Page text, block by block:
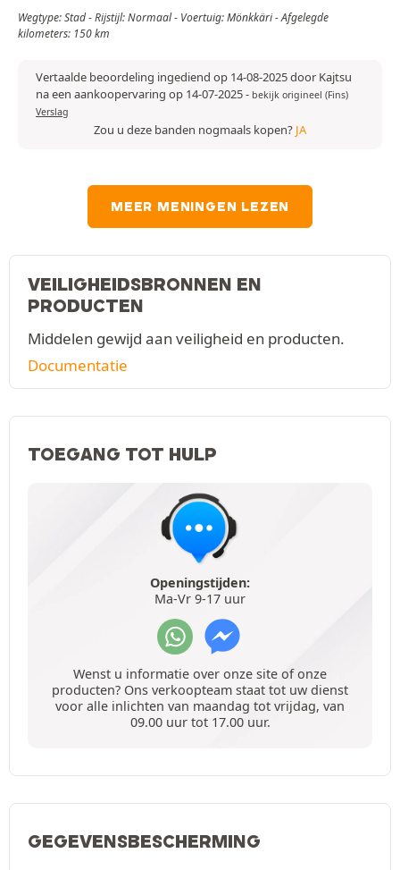
Wegtype: Stad - Rijstijl: Normaal - Voertuig: Mönkkäri - Afgelegde
kilometers: 150 km
Vertaalde beoordeling ingediend op 14-08-2025 door Kajtsu
na een aankoopervaring op 14-07-2025- bekijk origineel (Fins)
Verslag
Zou u deze banden nogmaals kopen? JA
MEER MENINGEN LEZEN
VEILIGHEIDSBRONNEN EN
PRODUCTEN
Middelen gewijd aan veiligheid en producten.
Documentatie
TOEGANG TOT HULP
Openingstijden:
Ma-Vr 9-17 uur
Wenst u informatie over onze site of onze
producten? Ons verkoopteam staat tot uw dienst
voor alle inlichten van maandag tot vrijdag, van
09.00 uur tot 17.00 uur.
GEGEVENSBESCHERMING